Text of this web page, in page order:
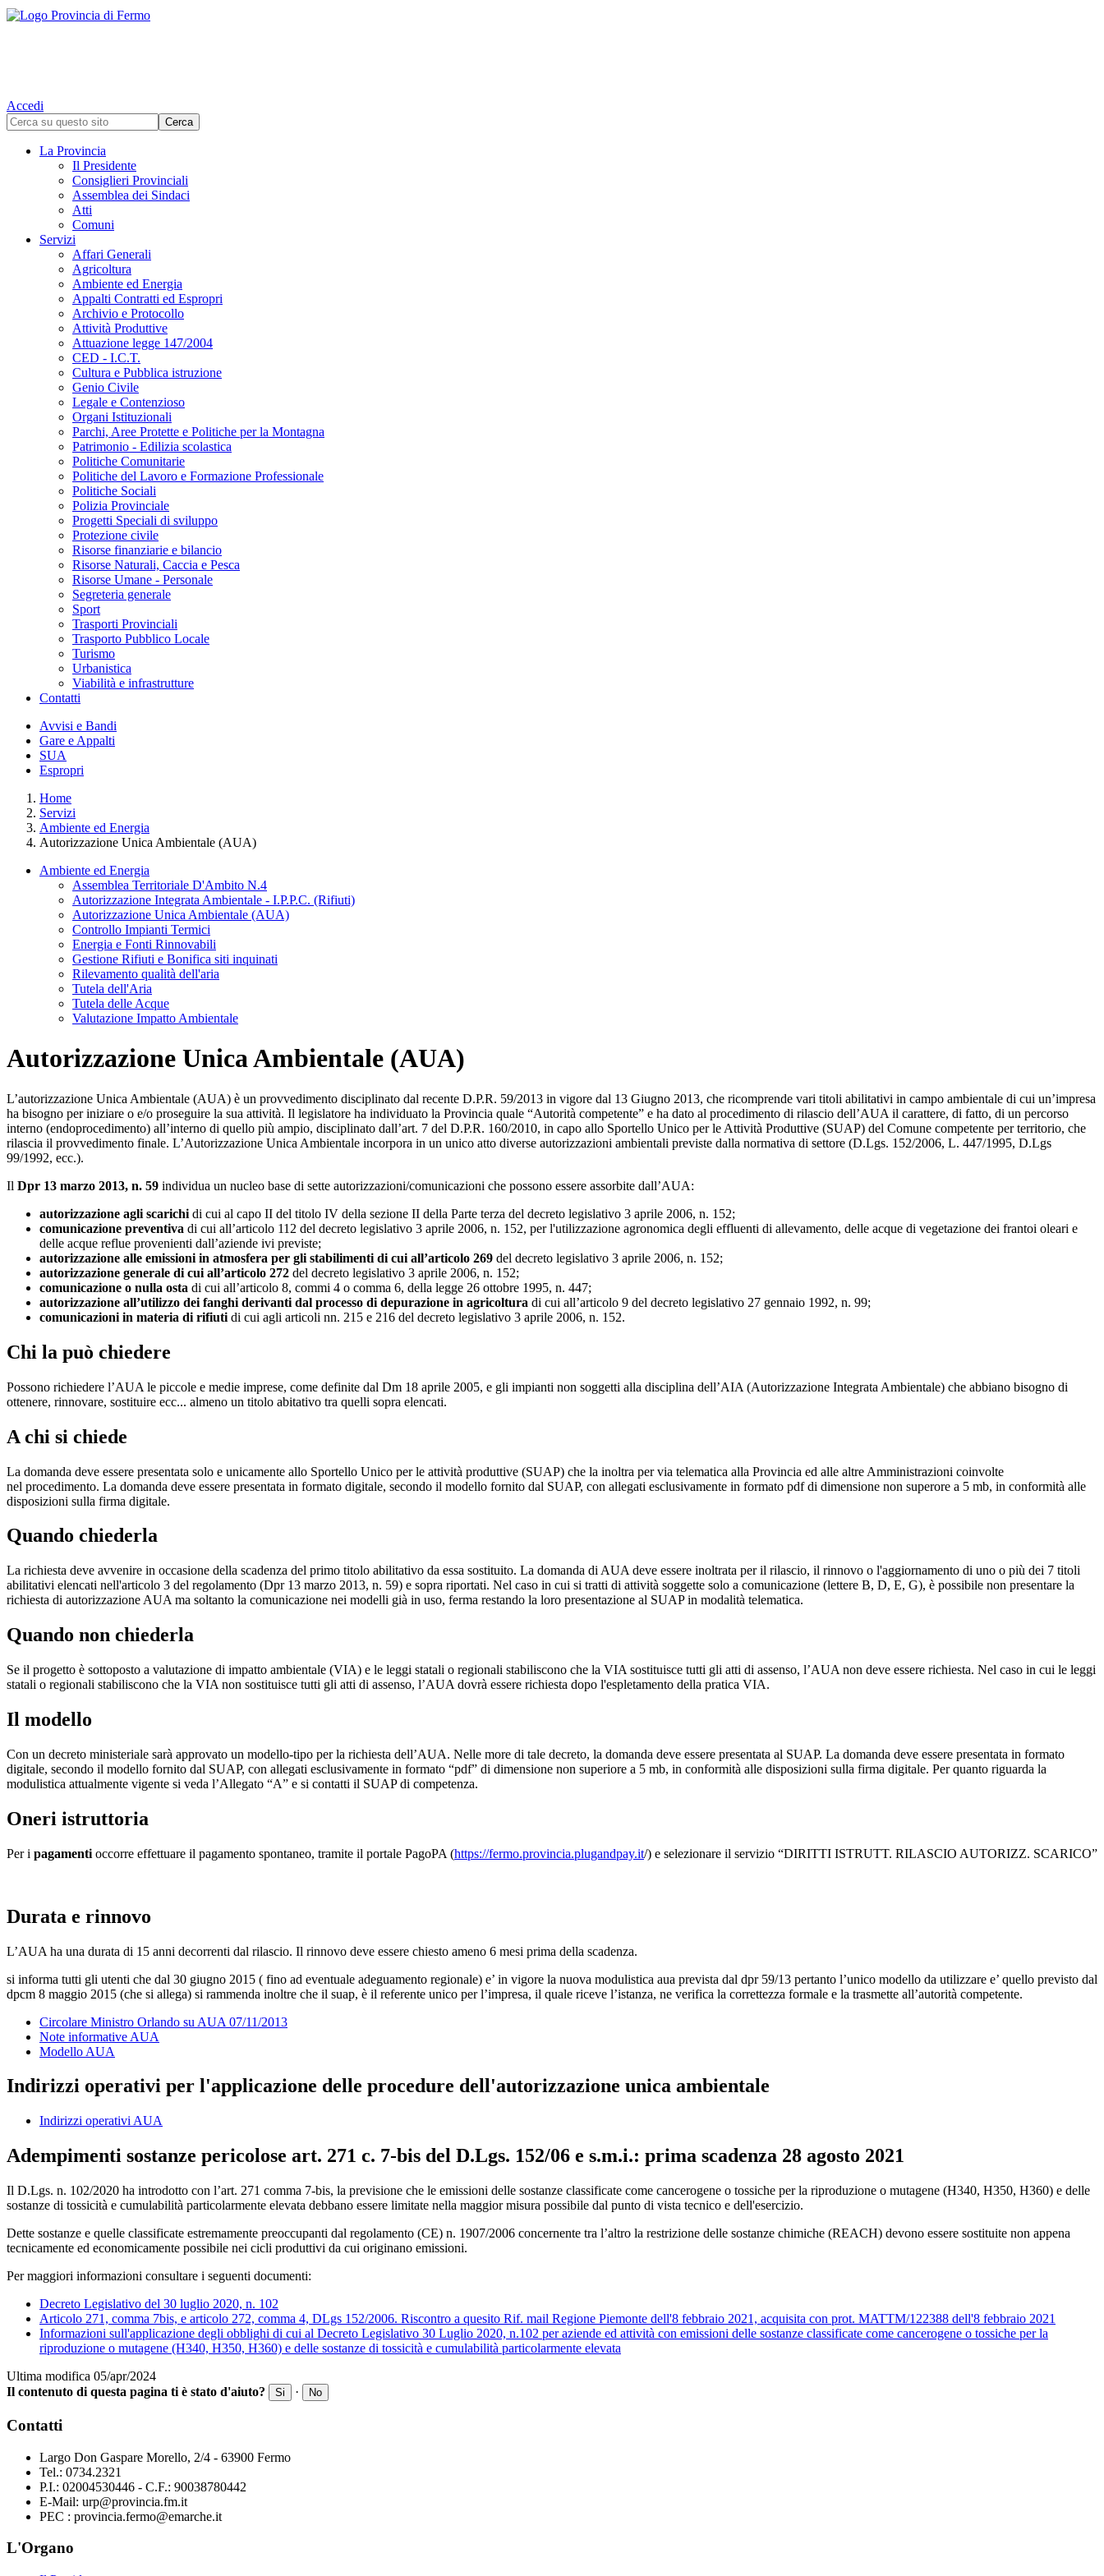
Accedi
La Provincia
Il Presidente
Consiglieri Provinciali
Assemblea dei Sindaci
Atti
Comuni
Servizi
Affari Generali
Agricoltura
Ambiente ed Energia
Appalti Contratti ed Espropri
Archivio e Protocollo
Attività Produttive
Attuazione legge 147/2004
CED - I.C.T.
Cultura e Pubblica istruzione
Genio Civile
Legale e Contenzioso
Organi Istituzionali
Parchi, Aree Protette e Politiche per la Montagna
Patrimonio - Edilizia scolastica
Politiche Comunitarie
Politiche del Lavoro e Formazione Professionale
Politiche Sociali
Polizia Provinciale
Progetti Speciali di sviluppo
Protezione civile
Risorse finanziarie e bilancio
Risorse Naturali, Caccia e Pesca
Risorse Umane - Personale
Segreteria generale
Sport
Trasporti Provinciali
Trasporto Pubblico Locale
Turismo
Urbanistica
Viabilità e infrastrutture
Contatti
Avvisi e Bandi
Gare e Appalti
SUA
Espropri
Home
Servizi
Ambiente ed Energia
Autorizzazione Unica Ambientale (AUA)
Ambiente ed Energia
Assemblea Territoriale D'Ambito N.4
Autorizzazione Integrata Ambientale - I.P.P.C. (Rifiuti)
Autorizzazione Unica Ambientale (AUA)
Controllo Impianti Termici
Energia e Fonti Rinnovabili
Gestione Rifiuti e Bonifica siti inquinati
Rilevamento qualità dell'aria
Tutela dell'Aria
Tutela delle Acque
Valutazione Impatto Ambientale
Autorizzazione Unica Ambientale (AUA)
L’autorizzazione Unica Ambientale (AUA) è un provvedimento disciplinato dal recente D.P.R. 59/2013 in vigore dal 13 Giugno 2013, che ricomprende vari titoli abilitativi in campo ambientale di cui un’impresa
ha bisogno per iniziare o e/o proseguire la sua attività. Il legislatore ha individuato la Provincia quale “Autorità competente” e ha dato al procedimento di rilascio dell’AUA il carattere, di fatto, di un percorso
interno (endoprocedimento) all’interno di quello più ampio, disciplinato dall’art. 7 del D.P.R. 160/2010, in capo allo Sportello Unico per le Attività Produttive (SUAP) del Comune competente per territorio, che
rilascia il provvedimento finale. L’Autorizzazione Unica Ambientale incorpora in un unico atto diverse autorizzazioni ambientali previste dalla normativa di settore (D.Lgs. 152/2006, L. 447/1995, D.Lgs
99/1992, ecc.).
Il Dpr 13 marzo 2013, n. 59 individua un nucleo base di sette autorizzazioni/comunicazioni che possono essere assorbite dall’AUA:
autorizzazione agli scarichi di cui al capo II del titolo IV della sezione II della Parte terza del decreto legislativo 3 aprile 2006, n. 152;
comunicazione preventiva di cui all’articolo 112 del decreto legislativo 3 aprile 2006, n. 152, per l'utilizzazione agronomica degli effluenti di allevamento, delle acque di vegetazione dei frantoi oleari e
delle acque reflue provenienti dall’aziende ivi previste;
autorizzazione alle emissioni in atmosfera per gli stabilimenti di cui all’articolo 269 del decreto legislativo 3 aprile 2006, n. 152;
autorizzazione generale di cui all’articolo 272 del decreto legislativo 3 aprile 2006, n. 152;
comunicazione o nulla osta di cui all’articolo 8, commi 4 o comma 6, della legge 26 ottobre 1995, n. 447;
autorizzazione all’utilizzo dei fanghi derivanti dal processo di depurazione in agricoltura di cui all’articolo 9 del decreto legislativo 27 gennaio 1992, n. 99;
comunicazioni in materia di rifiuti di cui agli articoli nn. 215 e 216 del decreto legislativo 3 aprile 2006, n. 152.
Chi la può chiedere
Possono richiedere l’AUA le piccole e medie imprese, come definite dal Dm 18 aprile 2005, e gli impianti non soggetti alla disciplina dell’AIA (Autorizzazione Integrata Ambientale) che abbiano bisogno di
ottenere, rinnovare, sostituire ecc... almeno un titolo abitativo tra quelli sopra elencati.
A chi si chiede
La domanda deve essere presentata solo e unicamente allo Sportello Unico per le attività produttive (SUAP) che la inoltra per via telematica alla Provincia ed alle altre Amministrazioni coinvolte
nel procedimento. La domanda deve essere presentata in formato digitale, secondo il modello fornito dal SUAP, con allegati esclusivamente in formato pdf di dimensione non superore a 5 mb, in conformità alle
disposizioni sulla firma digitale.
Quando chiederla
La richiesta deve avvenire in occasione della scadenza del primo titolo abilitativo da essa sostituito. La domanda di AUA deve essere inoltrata per il rilascio, il rinnovo o l'aggiornamento di uno o più dei 7 titoli
abilitativi elencati nell'articolo 3 del regolamento (Dpr 13 marzo 2013, n. 59) e sopra riportati. Nel caso in cui si tratti di attività soggette solo a comunicazione (lettere B, D, E, G), è possibile non presentare la
richiesta di autorizzazione AUA ma soltanto la comunicazione nei modelli già in uso, ferma restando la loro presentazione al SUAP in modalità telematica.
Quando non chiederla
Se il progetto è sottoposto a valutazione di impatto ambientale (VIA) e le leggi statali o regionali stabiliscono che la VIA sostituisce tutti gli atti di assenso, l’AUA non deve essere richiesta. Nel caso in cui le leggi
statali o regionali stabiliscono che la VIA non sostituisce tutti gli atti di assenso, l’AUA dovrà essere richiesta dopo l'espletamento della pratica VIA.
Il modello
Con un decreto ministeriale sarà approvato un modello-tipo per la richiesta dell’AUA. Nelle more di tale decreto, la domanda deve essere presentata al SUAP. La domanda deve essere presentata in formato
digitale, secondo il modello fornito dal SUAP, con allegati esclusivamente in formato “pdf” di dimensione non superiore a 5 mb, in conformità alle disposizioni sulla firma digitale. Per quanto riguarda la
modulistica attualmente vigente si veda l’Allegato “A” e si contatti il SUAP di competenza.
Oneri istruttoria
Per i pagamenti occorre effettuare il pagamento spontaneo, tramite il portale PagoPA (https://fermo.provincia.plugandpay.it/) e selezionare il servizio “DIRITTI ISTRUTT. RILASCIO AUTORIZZ. SCARICO”
Durata e rinnovo
L’AUA ha una durata di 15 anni decorrenti dal rilascio. Il rinnovo deve essere chiesto ameno 6 mesi prima della scadenza.
si informa tutti gli utenti che dal 30 giugno 2015 ( fino ad eventuale adeguamento regionale) e’ in vigore la nuova modulistica aua prevista dal dpr 59/13 pertanto l’unico modello da utilizzare e’ quello previsto dal
dpcm 8 maggio 2015 (che si allega) si rammenda inoltre che il suap, è il referente unico per l’impresa, il quale riceve l’istanza, ne verifica la correttezza formale e la trasmette all’autorità competente.
Circolare Ministro Orlando su AUA 07/11/2013
Note informative AUA
Modello AUA
Indirizzi operativi per l'applicazione delle procedure dell'autorizzazione unica ambientale
Indirizzi operativi AUA
Adempimenti sostanze pericolose art. 271 c. 7-bis del D.Lgs. 152/06 e s.m.i.: prima scadenza 28 agosto 2021
Il D.Lgs. n. 102/2020 ha introdotto con l’art. 271 comma 7-bis, la previsione che le emissioni delle sostanze classificate come cancerogene o tossiche per la riproduzione o mutagene (H340, H350, H360) e delle
sostanze di tossicità e cumulabilità particolarmente elevata debbano essere limitate nella maggior misura possibile dal punto di vista tecnico e dell'esercizio.
Dette sostanze e quelle classificate estremamente preoccupanti dal regolamento (CE) n. 1907/2006 concernente tra l’altro la restrizione delle sostanze chimiche (REACH) devono essere sostituite non appena
tecnicamente ed economicamente possibile nei cicli produttivi da cui originano emissioni.
Per maggiori informazioni consultare i seguenti documenti:
Decreto Legislativo del 30 luglio 2020, n. 102
Articolo 271, comma 7bis, e articolo 272, comma 4, DLgs 152/2006. Riscontro a quesito Rif. mail Regione Piemonte dell'8 febbraio 2021, acquisita con prot. MATTM/122388 dell'8 febbraio 2021
Informazioni sull'applicazione degli obblighi di cui al Decreto Legislativo 30 Luglio 2020, n.102 per aziende ed attività con emissioni delle sostanze classificate come cancerogene o tossiche per la
riproduzione o mutagene (H340, H350, H360) e delle sostanze di tossicità e cumulabilità particolarmente elevata
Ultima modifica 05/apr/2024
Il contenuto di questa pagina ti è stato d'aiuto?
Si · No
Contatti
Largo Don Gaspare Morello, 2/4 - 63900 Fermo
Tel.: 0734.2321
P.I.: 02004530446 - C.F.: 90038780442
E-Mail: urp@provincia.fm.it
PEC : provincia.fermo@emarche.it
L'Organo